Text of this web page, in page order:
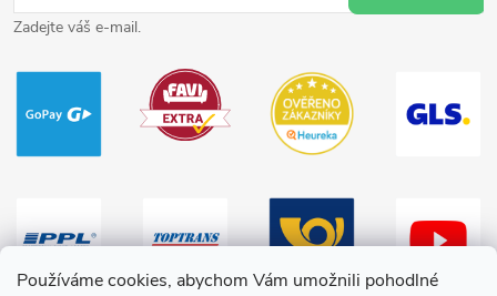
Používáme cookies, abychom Vám umožnili pohodlné
Zadejte váš e-mail.